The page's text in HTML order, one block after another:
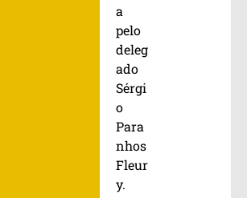
a
pelo
deleg
ado
Sérgi
o
Para
nhos
Fleur
y.